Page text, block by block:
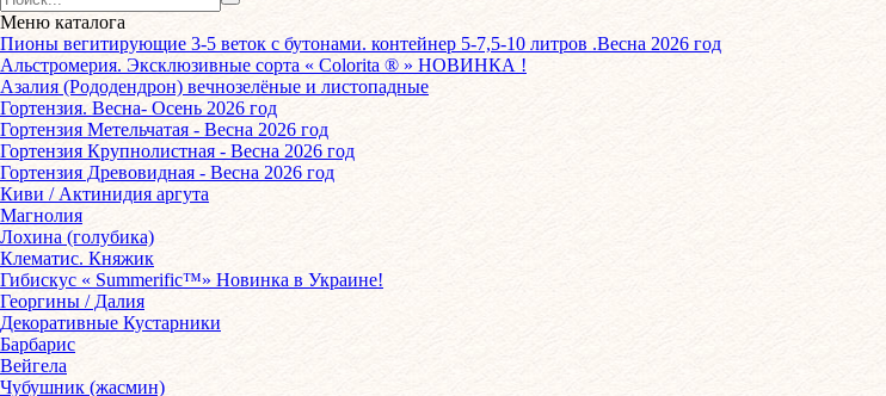
Меню каталога
Пионы вегитирующие 3-5 веток с бутонами. контейнер 5-7,5-10 литров .Весна 2026 год
Альстромерия. Эксклюзивные сорта « Colorita ® » НОВИНКА !
Азалия (Рододендрон) вечнозелёные и листопадные
Гортензия. Весна- Осень 2026 год
Гортензия Метельчатая - Весна 2026 год
Гортензия Крупнолистная - Весна 2026 год
Гортензия Древовидная - Весна 2026 год
Киви / Актинидия аргута
Магнолия
Лохина (голубика)
Клематис. Княжик
Гибискус « Summerific™» Новинка в Украине!
Георгины / Далия
Декоративные Кустарники
Барбарис
Вейгела
Чубушник (жасмин)